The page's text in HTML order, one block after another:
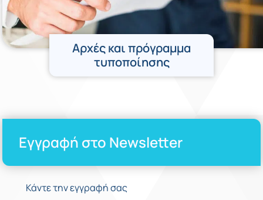
Αρχές και πρόγραμμα
τυποποίησης
Εγγραφή στο Newsletter
Κάντε την εγγραφή σας